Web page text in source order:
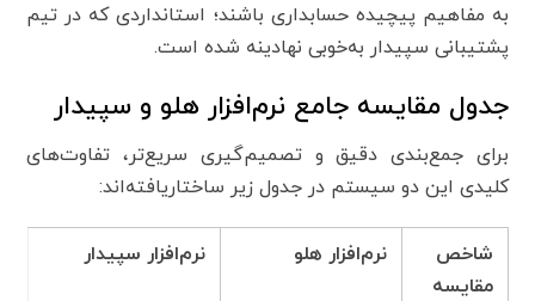
به مفاهیم پیچیده حسابداری باشند؛ استانداردی که در تیم
پشتیبانی سپیدار به‌خوبی نهادینه شده است.
جدول مقایسه جامع نرم‌افزار هلو و سپیدار
برای جمع‌بندی دقیق و تصمیم‌گیری سریع‌تر، تفاوت‌های
کلیدی این دو سیستم در جدول زیر ساختاریافته‌اند:
شاخص
مقایسه
نرم‌افزار هلو نرم‌افزار سپیدار